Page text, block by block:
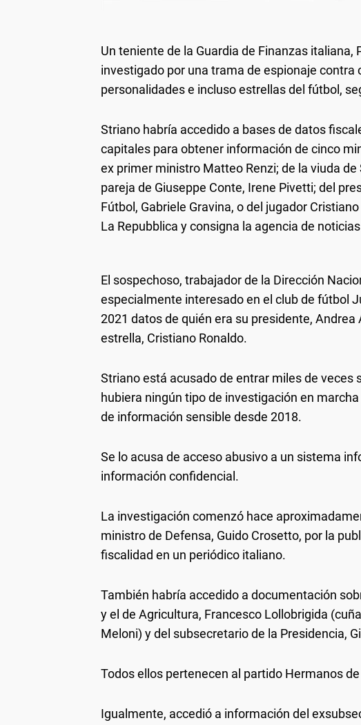
Un teniente de la Guardia de Finanzas italiana,
investigado por una trama de espionaje contra
personalidades e incluso estrellas del fútbol,
Striano habría accedido a bases de datos
capitales para obtener información de cinco
ex primer ministro Matteo Renzi; de la viuda
pareja de Giuseppe Conte, Irene Pivetti; del
Fútbol, Gabriele Gravina, o del jugador
La Repubblica y consigna la agencia de
El sospechoso, trabajador de la Dirección
especialmente interesado en el club de fútbol
2021 datos de quién era su presidente,
estrella, Cristiano Ronaldo.
Striano está acusado de entrar miles de veces
hubiera ningún tipo de investigación en
de información sensible desde 2018.
Se lo acusa de acceso abusivo a un sistema
información confidencial.
La investigación comenzó hace
ministro de Defensa, Guido Crosetto, por la
fiscalidad en un periódico italiano.
También habría accedido a documentación
y el de Agricultura, Francesco Lollobrigida
Meloni) y del subsecretario de la Presidencia,
Todos ellos pertenecen al partido Hermanos
Igualmente, accedió a información del